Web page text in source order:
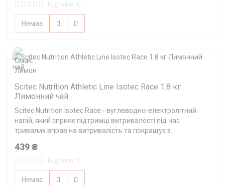
Відгуків: 0
Немає
Scitec Nutrition Athletic Line Isotec Race 1.8 кг
Лимонний чай
Scitec Nutrition Isotec Race - вуглеводно-електролітний
напій, який сприяє підтримці витривалості під час
тривалих вправ на витривалість та покращує з..
439 ₴
Відгуків: 0
Немає